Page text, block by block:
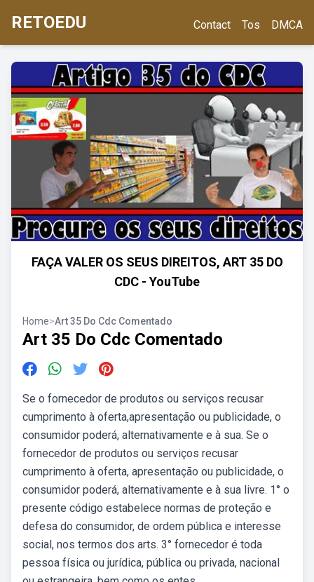
RETOEDU Contact Tos DMCA
FAÇA VALER OS SEUS DIREITOS, ART 35 DO
CDC - YouTube
Home>Art 35 Do Cdc Comentado
Art 35 Do Cdc Comentado
Se o fornecedor de produtos ou serviços recusar
cumprimento à oferta,apresentação ou publicidade, o
consumidor poderá, alternativamente e à sua. Se o
fornecedor de produtos ou serviços recusar
cumprimento à oferta, apresentação ou publicidade, o
consumidor poderá, alternativamente e à sua livre. 1° o
presente código estabelece normas de proteção e
defesa do consumidor, de ordem pública e interesse
social, nos termos dos arts. 3° fornecedor é toda
pessoa física ou jurídica, pública ou privada, nacional